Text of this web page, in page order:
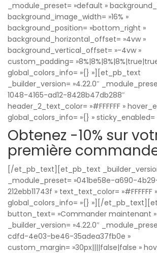
_module_preset= »default »
background_image_width= »16% »
background_position= »bottom_right »
background_horizontal_offset= »4vw »
background_vertical_offset= »-4vw »
custom_padding=
global_colors_info= »{} »][et_pb_text
_builder_version= »4.22.0″
1048-4165-ad12-8428b47db288″
header_2_text_color= »#FFFFFF »
global_colors_info= »{} » sticky_enabled=
Obtenez -10% sur
première
[/et_pb_text][et_pb_text
_module_preset= »041be58e-a690-
212ebb11743f » text_text_color= »#FFFFFF »
global_colors_info= »{} »][/
button_text= »Commander maintenant »
_builder_version= »4.22.0″
cdfd-4e03-be46-35adea37fb0e »
custom_margin= »30px||||false|false »